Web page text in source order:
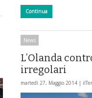
Continua
News
L’Olanda
irregolari
martedì 27, Maggio 2014 |